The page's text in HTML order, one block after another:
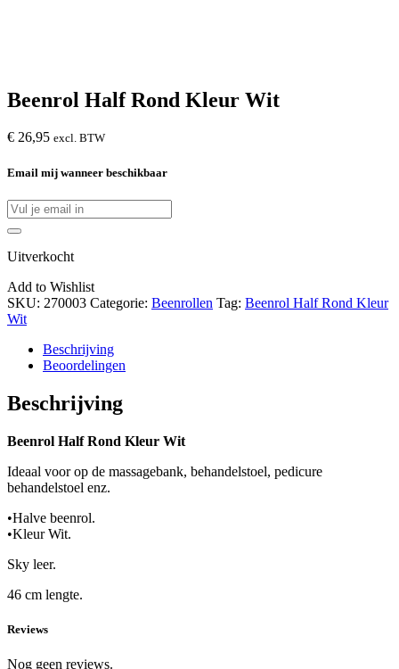
Beenrol Half Rond Kleur Wit
€ 26,95 excl. BTW
Email mij wanneer beschikbaar
Uitverkocht
Add to Wishlist
SKU: 270003 Categorie: Beenrollen Tag: Beenrol Half Rond Kleur
Wit
Beschrijving
Beoordelingen
Beschrijving
Beenrol Half Rond Kleur Wit
Ideaal voor op de massagebank, behandelstoel, pedicure
behandelstoel enz.
•Halve beenrol.
•Kleur Wit.
Sky leer.
46 cm lengte.
Reviews
Nog geen reviews.